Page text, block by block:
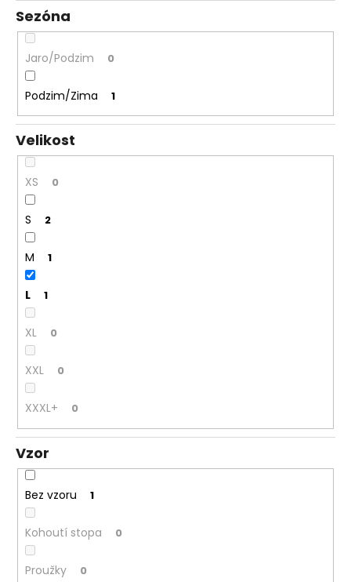
Sezóna
Jaro/Podzim 0
Podzim/Zima 1
Velikost
XS 0
S 2
M 1
L 1
XL 0
XXL 0
XXXL+ 0
Vzor
Bez vzoru 1
Kohoutí stopa 0
Proužky 0